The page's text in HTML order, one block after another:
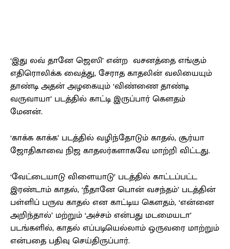
‘இது லவ் தானே ஜெஸி’ என்ற வசனத்தை எங்கும்
எதிரொலிக்க வைத்து, சேராத காதலின் வலியையும்
தாண்டி அதன் அழகையும் ‘விண்ணை தாண்டி
வருவாயா’ படத்தில் காட்டி இருப்பார் கௌதம்
மேனன்.
‘காக்க காக்க’ படத்தில் வழிந்தோடும் காதல், சூர்யா
ஜோதிகாவை நிஜ காதலர்களாகவே மாற்றி விட்டது.
‘வேட்டையாடு விளையாடு’ படத்தில் காட்டப்பட்ட
இரண்டாம் காதல், ‘நீதானே பொன் வசந்தம்’ படத்தின்
பள்ளிப் பருவ காதல் என காட்டிய கௌதம், ‘என்னை
அறிந்தால்’ மற்றும் ‘அச்சம் என்பது மடமையடா’
படங்களில், காதல் எப்படியெல்லாம் ஒருவரை மாற்றும்
என்பதை பதிவு செய்திருப்பார்.